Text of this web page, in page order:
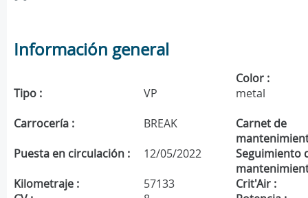
Información general
Tipo : VP
Color :
metal
Carrocería :
BREAK
Carnet de
Puesta en circulación :
12/05/2022
Seguimiento
Kilometraje :
57133
Crit'Air :